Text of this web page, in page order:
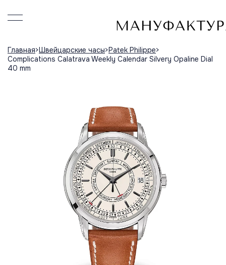
Главная Швейцарские часы Patek Philippe
Complications Calatrava Weekly Calendar Silvery Opaline Dial
40 mm